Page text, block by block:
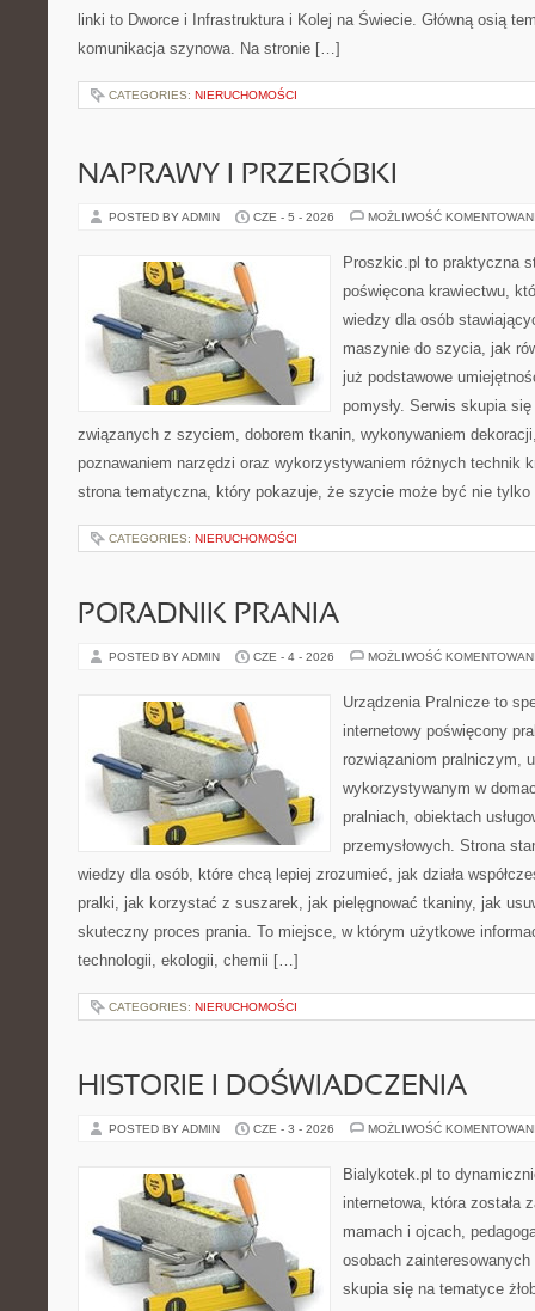
linki to Dworce i Infrastruktura i Kolej na Świecie. Główną osią
komunikacja szynowa. Na stronie […]
CATEGORIES: NIERUCHOMOŚCI
NAPRAWY I PRZERÓBKI
POSTED BY ADMIN CZE - 5 - 2026 MOŻLIWOŚĆ
Proszkic.pl to praktyczna
poświęcona krawiectwu,
wiedzy dla osób
maszynie do szycia, jak
już podstawowe
pomysły. Serwis skupia
związanych z szyciem, doborem tkanin, wykonywaniem
poznawaniem narzędzi oraz wykorzystywaniem różnych technik
strona tematyczna, który pokazuje, że szycie może być nie
CATEGORIES: NIERUCHOMOŚCI
PORADNIK PRANIA
POSTED BY ADMIN CZE - 4 - 2026 MOŻLIWOŚĆ
Urządzenia Pralnicze to
internetowy poświęcony
rozwiązaniom pralniczym,
wykorzystywanym w
pralniach, obiektach
przemysłowych. Strona
wiedzy dla osób, które chcą lepiej zrozumieć, jak działa
pralki, jak korzystać z suszarek, jak pielęgnować tkaniny, jak
skuteczny proces prania. To miejsce, w którym użytkowe
technologii, ekologii, chemii […]
CATEGORIES: NIERUCHOMOŚCI
HISTORIE I DOŚWIADCZENIA
POSTED BY ADMIN CZE - 3 - 2026 MOŻLIWOŚĆ
Bialykotek.pl to
internetowa, która została
mamach i ojcach,
osobach
skupia się na tematyce